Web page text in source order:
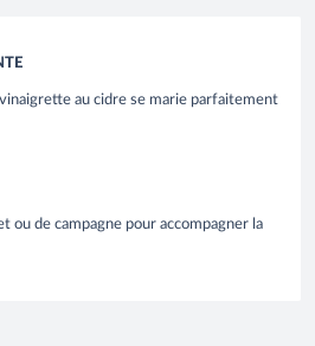
au cidre se marie parfaitement
ou de campagne pour accompagner la